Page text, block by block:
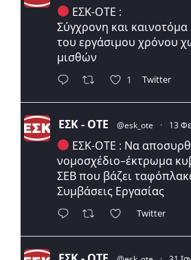
ΕΣΚ-ΟΤΕ :
Σύγχρονη και καινοτόμα
του εργάσιμου χρόνου
μισθών
1 Twitter
ΕΣΚ - ΟΤΕ @esk_ote · 13
ΕΣΚ-ΟΤΕ : Να
νομοσχέδιο–έκτρωμα
ΣΕΒ που βάζει
Συμβάσεις Εργασίας
Twitter